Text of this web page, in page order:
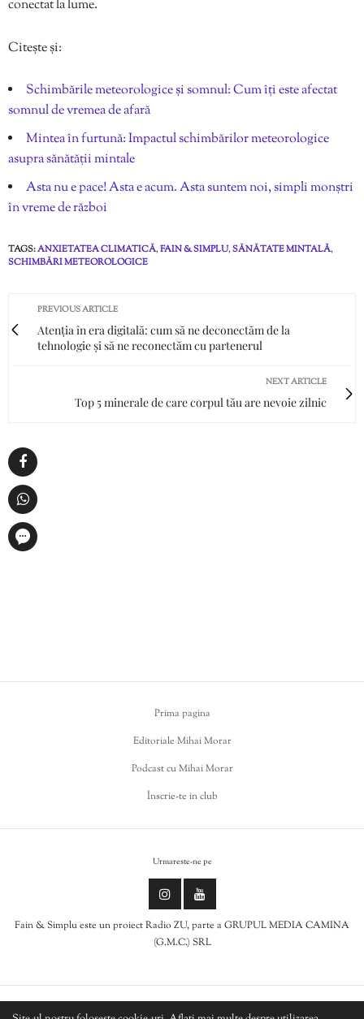
conectat la lume.
Citește și:
Schimbările meteorologice și somnul: Cum îți este afectat
somnul de vremea de afară
Mintea în furtună: Impactul schimbărilor meteorologice
asupra sănătății mintale
Asta nu e pace! Asta e acum. Asta suntem noi, simpli monștri
în vreme de război
TAGS:ANXIETATEA CLIMATICĂ,FAIN & SIMPLU,SĂNĂTATE MINTALĂ,
SCHIMBĂRI METEOROLOGICE
PREVIOUS ARTICLE
Atenția în era digitală: cum să ne deconectăm de la
tehnologie și să ne reconectăm cu partenerul
NEXT ARTICLE
Top 5 minerale de care corpul tău are nevoie zilnic
Prima pagina
Editoriale Mihai Morar
Podcast cu Mihai Morar
Înscrie-te in club
Urmareste-ne pe
Fain & Simplu este un proiect Radio ZU, parte a GRUPUL MEDIA CAMINA
(G.M.C.) SRL